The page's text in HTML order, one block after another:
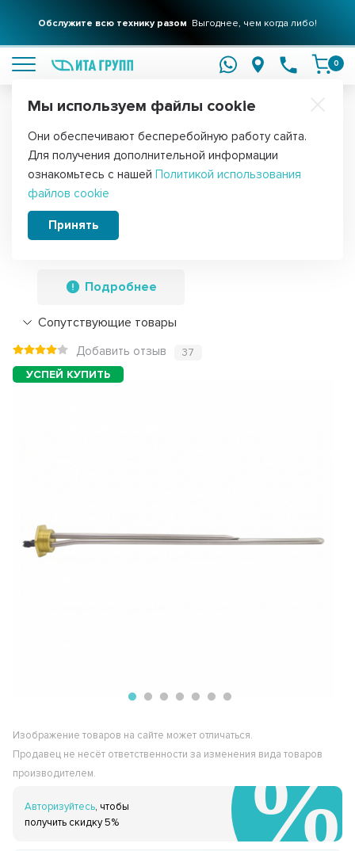
Обслужите всю технику разом Выгоднее, чем когда либо!
0
Главная Запчасти для радиаторов и конвекторов ТЭНы для
ТЭН для алюминиевого радиатора
(батареи отопления) 2 кВт, правая
резьба, нерж, D33, G1", L400мм, 220V,
Р20П
Подробнее
Сопутствующие товары
Добавить отзыв 37
Изображение товаров на сайте может отличаться.
Продавец не несёт ответственности за изменения вида товаров
производителем.
Авторизуйтесь, чтобы
получить скидку 5%
Мы используем файлы cookie
Они обеспечивают бесперебойную работу сайта.
Для получения дополнительной информации
ознакомьтесь с нашей Политикой использования
файлов cookie
Принять